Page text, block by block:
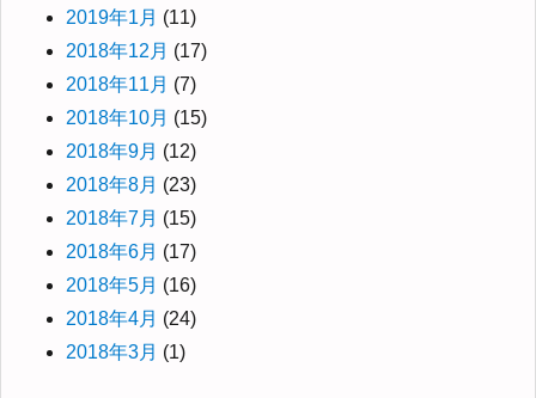
2019年1月 (11)
2018年12月 (17)
2018年11月 (7)
2018年10月 (15)
2018年9月 (12)
2018年8月 (23)
2018年7月 (15)
2018年6月 (17)
2018年5月 (16)
2018年4月 (24)
2018年3月 (1)